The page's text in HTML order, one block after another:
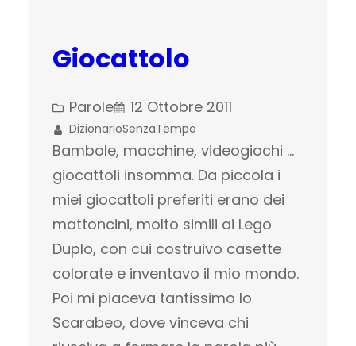
Giocattolo
Parole 12 Ottobre 2011
DizionarioSenzaTempo
Bambole, macchine, videogiochi …
giocattoli insomma. Da piccola i
miei giocattoli preferiti erano dei
mattoncini, molto simili ai Lego
Duplo, con cui costruivo casette
colorate e inventavo il mio mondo.
Poi mi piaceva tantissimo lo
Scarabeo, dove vinceva chi